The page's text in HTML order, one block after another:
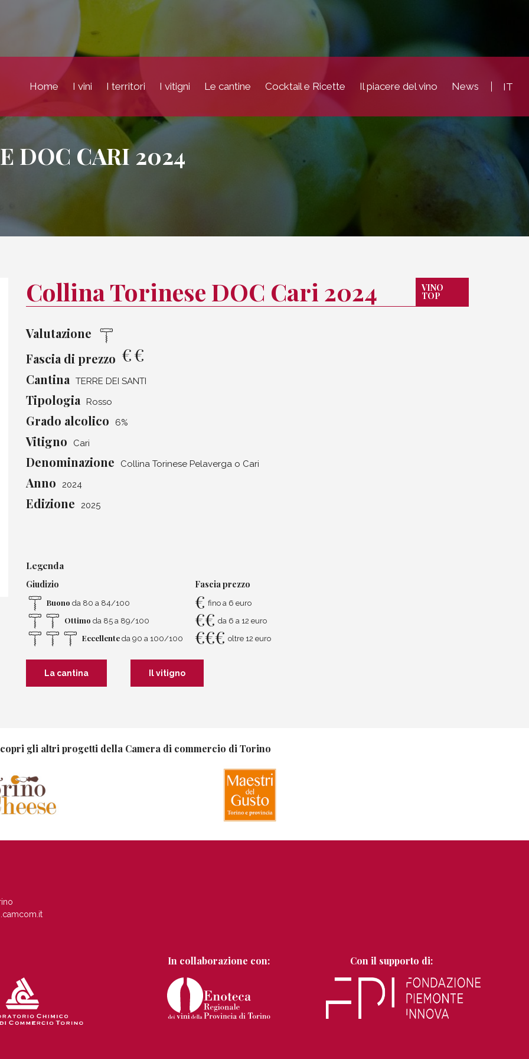
Home I vini I territori I vitigni Le cantine Cocktail e Ricette Il piacere del vino News IT
DOC CARI 2024
Collina Torinese DOC Cari 2024 VINO
TOP
Valutazione
Fascia di prezzo €€
Cantina TERRE DEI SANTI
Tipologia Rosso
Grado alcolico 6%
Vitigno Cari
Denominazione Collina Torinese Pelaverga o Cari
Anno 2024
Edizione 2025
Legenda
Giudizio
Buono da 80 a 84/100
Ottimo da 85 a 89/100
Eccellente da 90 a 100/100
Fascia prezzo
€ fino a 6 euro
€€ da 6 a 12 euro
€€€ oltre 12 euro
La cantina Il vitigno
gli altri progetti della Camera di commercio di Torino
In collaborazione con: Con il supporto di: